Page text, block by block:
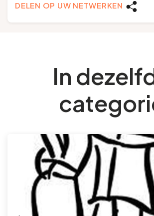
DELEN OP UW NETWERKEN
In